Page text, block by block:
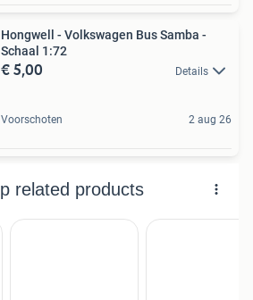
Hongwell - Volkswagen Bus Samba -
Schaal 1:72
€ 5,00 Details
Voorschoten 2 aug 26